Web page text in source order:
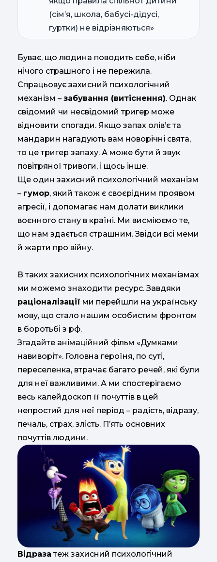
(сім’я, школа, бабусі-дідусі,
гуртки) не відрізняються»
Буває, що людина поводить себе, ніби
нічого страшного і не пережила.
Спрацьовує захисний психологічний
механізм – забування (витіснення). Однак
свідомий чи несвідомий тригер може
відновити спогади. Якщо запах олів’є та
мандарин нагадують вам новорічні свята,
то це тригер запаху. А може бути й звук
повітряної тривоги, і щось інше.
Ще один захисний психологічний механізм
– гумор, який також є своєрідним проявом
агресії, і допомагає нам долати виклики
воєнного стану в країні. Ми висміюємо те,
що нам здається страшним. Звідси всі меми
й жарти про війну.
В таких захисних психологічних механізмах
ми можемо знаходити ресурс. Завдяки
раціоналізації ми перейшли на українську
мову, що стало нашим особистим фронтом
в боротьбі з рф.
Згадайте анімаційний фільм «Думками
навиворіт». Головна героїня, по суті,
переселенка, втрачає багато речей, які були
для неї важливими. А ми спостерігаємо
весь калейдоскоп її почуттів в цей
непростий для неї період – радість, відразу,
печаль, страх, злість. П’ять основних
почуттів людини.
Відраза теж захисний психологічний